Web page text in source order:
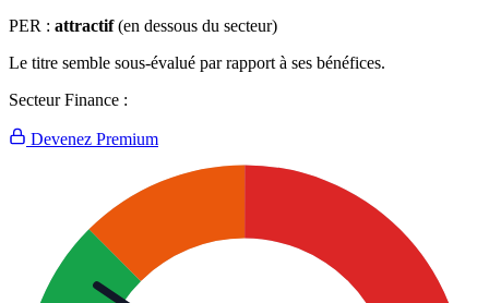
PER : attractif (en dessous du secteur)
Le titre semble sous-évalué par rapport à ses bénéfices.
Secteur Finance :
Devenez Premium